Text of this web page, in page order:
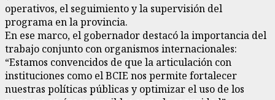
operativos, el seguimiento y la supervisión del
programa en la provincia.
En ese marco, el gobernador destacó la importancia del
trabajo conjunto con organismos internacionales:
“Estamos convencidos de que la articulación con
instituciones como el BCIE nos permite fortalecer
nuestras políticas públicas y optimizar el uso de los